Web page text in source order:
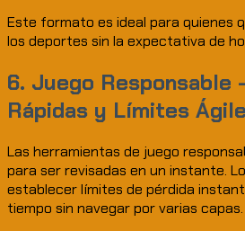
Este formato es ideal para quienes
los deportes sin la expectativa de
6. Juego Responsable
Rápidas y Límites
Las herramientas de juego
para ser revisadas en un instante.
establecer límites de pérdida
tiempo sin navegar por varias capas.